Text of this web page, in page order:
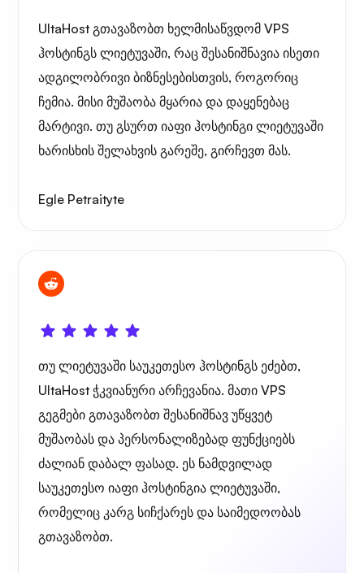
პორტანერი
გრაფანა
UltaHost გთავაზობთ ხელმისაწვდომ VPS
ჰოსტინგს ლიეტუვაში, რაც შესანიშნავია ისეთი
ადგილობრივი ბიზნესებისთვის, როგორიც
ჩემია. მისი მუშაობა მყარია და დაყენებაც
მარტივი. თუ გსურთ იაფი ჰოსტინგი ლიეტუვაში
ხარისხის შელახვის გარეშე, გირჩევთ მას.
Egle Petraityte
თუ ლიეტუვაში საუკეთესო ჰოსტინგს ეძებთ,
UltaHost ჭკვიანური არჩევანია. მათი VPS
გეგმები გთავაზობთ შესანიშნავ უწყვეტ
მუშაობას და პერსონალიზებად ფუნქციებს
ძალიან დაბალ ფასად. ეს ნამდვილად
საუკეთესო იაფი ჰოსტინგია ლიეტუვაში,
რომელიც კარგ სიჩქარეს და საიმედოობას
გთავაზობთ.